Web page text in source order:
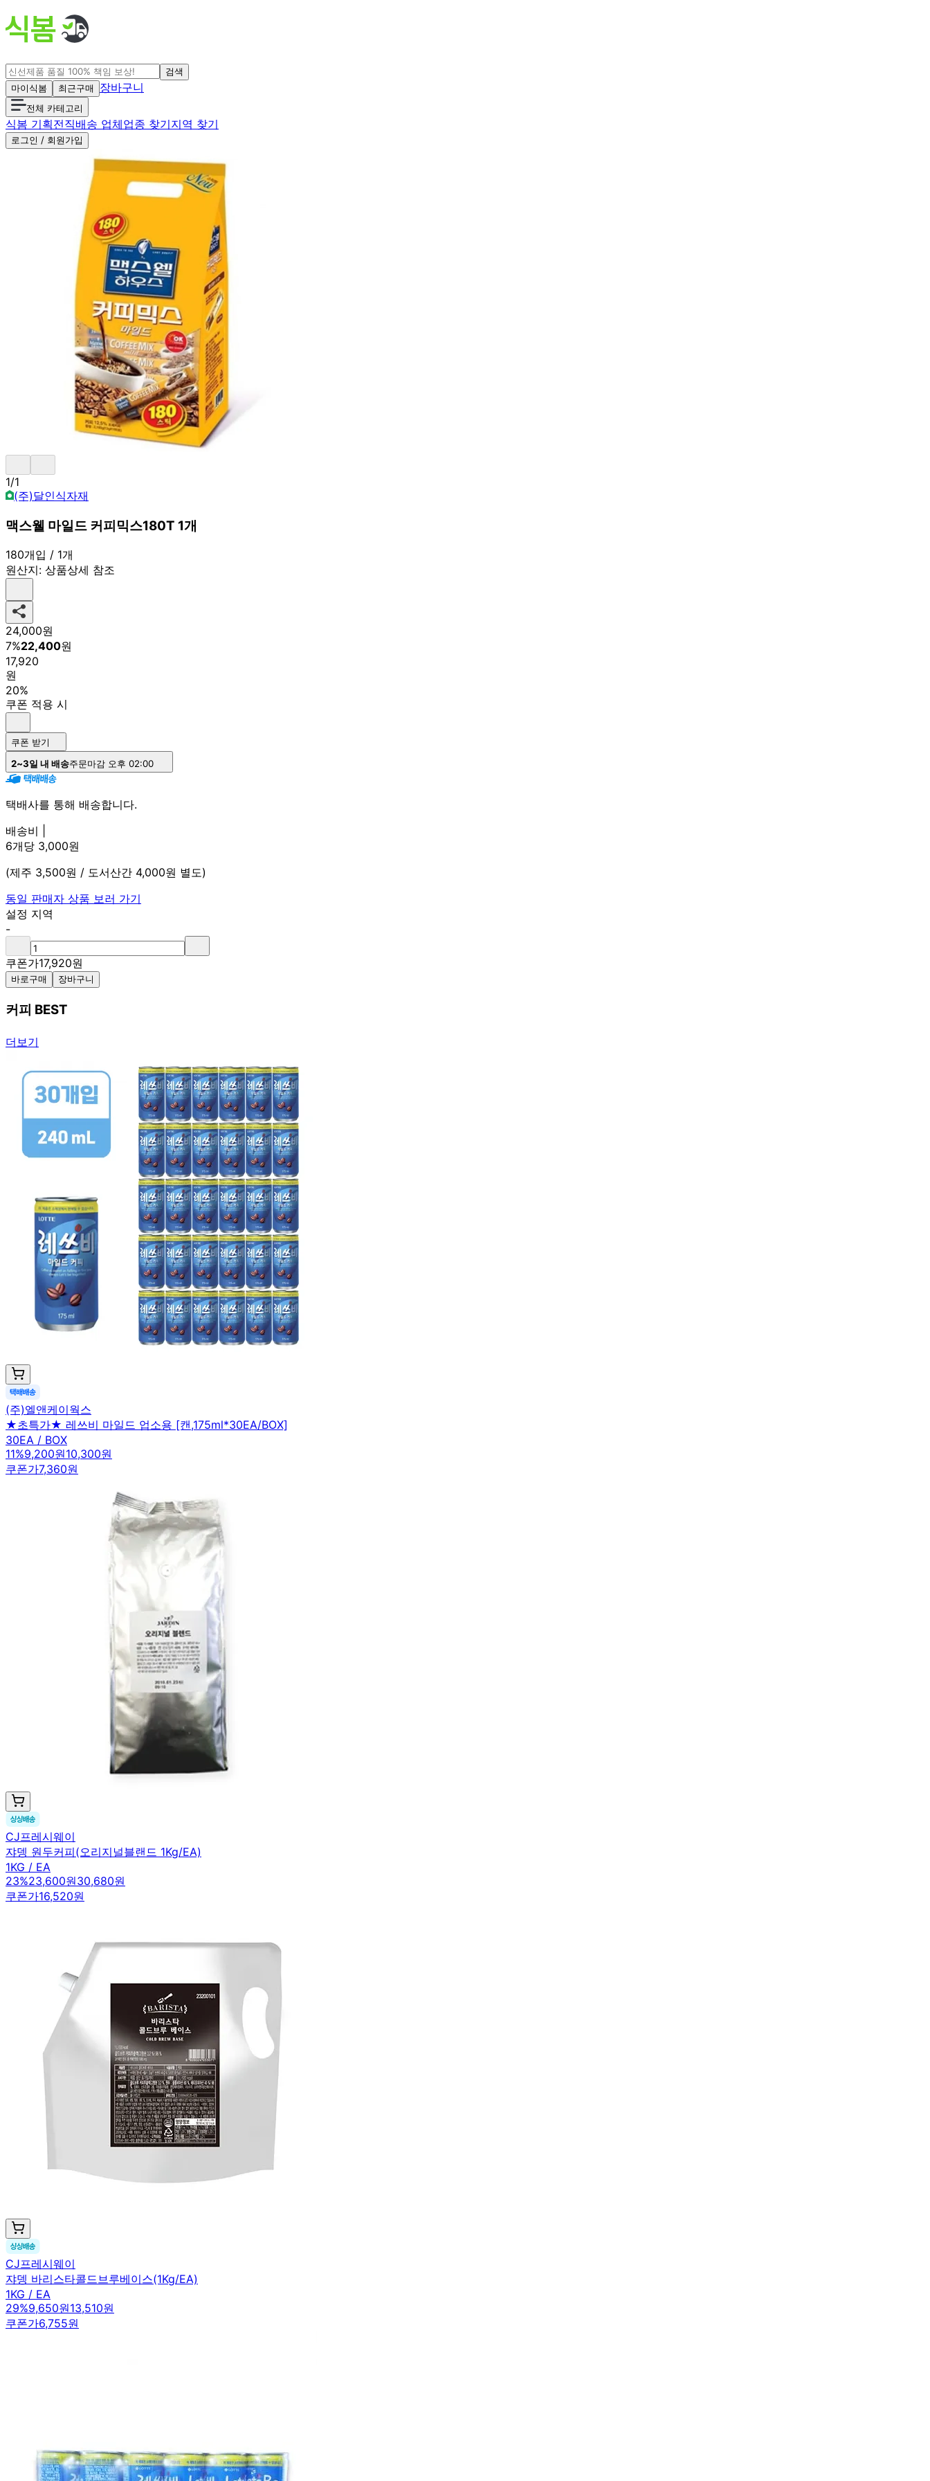
검색
마이식봄
최근구매 장바구니
전체 카테고리
식봄 기획전직배송 업체업종 찾기지역 찾기
로그인 / 회원가입
1/1
(주)달인식자재
맥스웰 마일드 커피믹스180T 1개
180개입 / 1개
원산지: 상품상세 참조
24,000원
7%22,400원
17,920
원
20%
쿠폰 적용 시
쿠폰 받기
2~3일 내 배송주문마감 오후 02:00
택배사를 통해 배송합니다.
배송비 |
6개당 3,000원
(제주 3,500원 / 도서산간 4,000원 별도)
동일 판매자 상품 보러 가기
설정 지역
-
쿠폰가17,920원
바로구매 장바구니
커피 BEST
더보기
(주)엘앤케이웍스
★초특가★ 레쓰비 마일드 업소용 [캔,175ml*30EA/BOX]
30EA / BOX
11%9,200원10,300원
쿠폰가7,360원
CJ프레시웨이
쟈뎅 원두커피(오리지널블랜드 1Kg/EA)
1KG / EA
23%23,600원30,680원
쿠폰가16,520원
CJ프레시웨이
쟈뎅 바리스타콜드브루베이스(1Kg/EA)
1KG / EA
29%9,650원13,510원
쿠폰가6,755원